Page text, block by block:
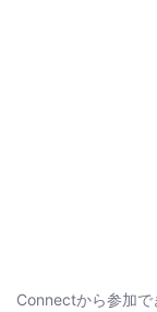
Connectから参加で